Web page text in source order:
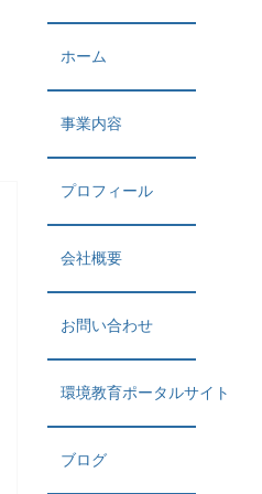
ホーム
事業内容
プロフィール
会社概要
お問い合わせ
環境教育ポータルサイト
ブログ